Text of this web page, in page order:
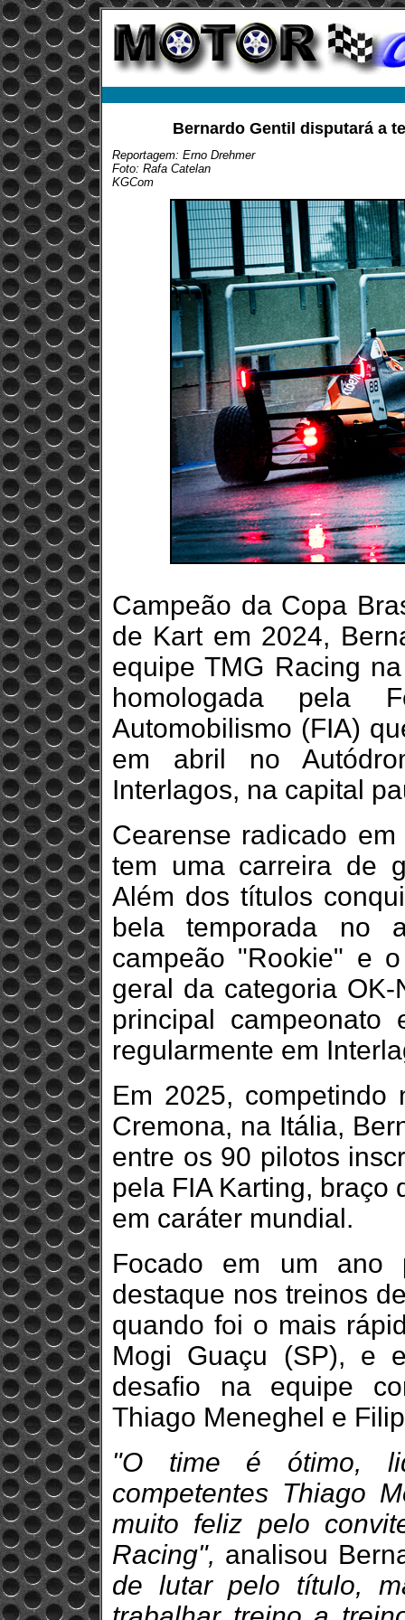
Bernardo Gentil disputará a
Reportagem: Erno Drehmer
Foto: Rafa Catelan
KGCom
Campeão da Copa
de Kart em 2024,
equipe TMG Racing
homologada pela
Automobilismo (FIA)
em abril no
Interlagos, na capital
Cearense radicado
tem uma carreira de
Além dos títulos
bela temporada no
campeão "Rookie" e
geral da categoria
principal campeonato
regularmente em
Em 2025,
Cremona, na Itália,
entre os 90 pilotos
pela FIA Karting, braço
em caráter mundial.
Focado em um ano
destaque nos treinos
quando foi o mais
Mogi Guaçu (SP), e
desafio na equipe
Thiago Meneghel e
"O time é ótimo,
competentes Thiago
muito feliz pelo
Racing", analisou
de lutar pelo título,